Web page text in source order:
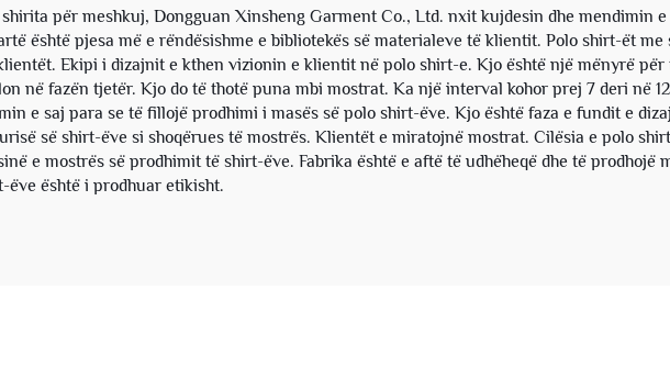
për meshkuj, Dongguan Xinsheng Garment Co., Ltd. nxit kujdesin dhe mendimin
është pjesa më e rëndësishme e bibliotekës së materialeve të klientit. Polo shirt-ët
Ekipi i dizajnit e kthen vizionin e klientit në polo shirt-e. Kjo është një mënyrë
në fazën tjetër. Kjo do të thotë puna mbi mostrat. Ka një interval kohor prej 7 deri në
e saj para se të fillojë prodhimi i masës së polo shirt-ëve. Kjo është faza e fundit e
së shirt-ëve si shoqërues të mostrës. Klientët e miratojnë mostrat. Cilësia e polo
e mostrës së prodhimit të shirt-ëve. Fabrika është e aftë të udhëheqë dhe të prodhojë
ëve është i prodhuar etikisht.